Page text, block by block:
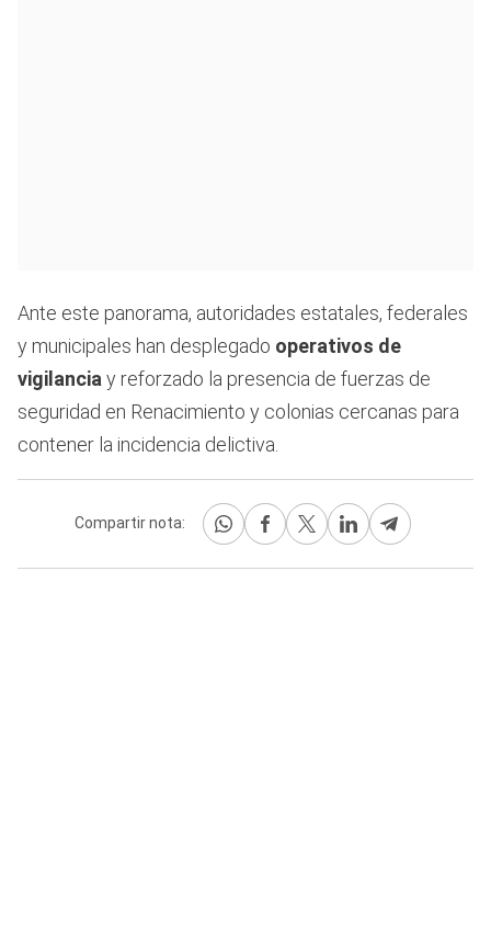
Ante este panorama, autoridades estatales, federales
y municipales han desplegado operativos de
vigilancia y reforzado la presencia de fuerzas de
seguridad en Renacimiento y colonias cercanas para
contener la incidencia delictiva.
Compartir nota: